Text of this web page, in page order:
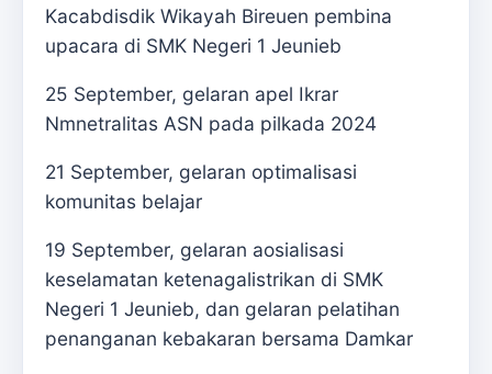
Kacabdisdik Wikayah Bireuen pembina
upacara di SMK Negeri 1 Jeunieb
25 September, gelaran apel Ikrar
Nmnetralitas ASN pada pilkada 2024
21 September, gelaran optimalisasi
komunitas belajar
19 September, gelaran aosialisasi
keselamatan ketenagalistrikan di SMK
Negeri 1 Jeunieb, dan gelaran pelatihan
penanganan kebakaran bersama Damkar